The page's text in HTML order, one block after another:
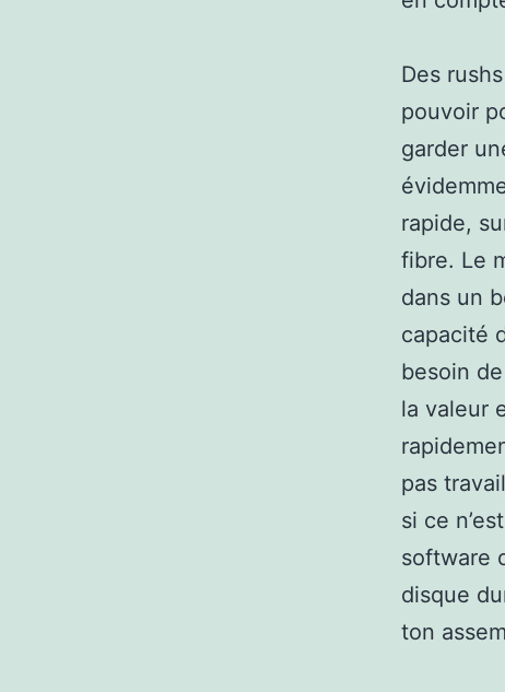
Des
pouvoir
garder
rapide,
fibre. Le
dans un
capacité
besoin
la valeur
pas
si ce
software
disque
ton